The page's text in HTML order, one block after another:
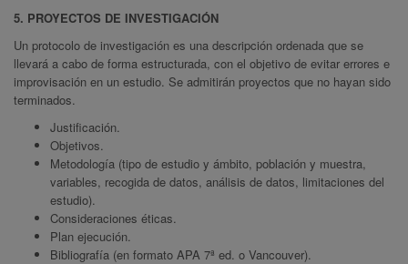
5. PROYECTOS DE INVESTIGACIÓN
Un protocolo de investigación es una descripción ordenada que se
llevará a cabo de forma estructurada, con el objetivo de evitar errores e
improvisación en un estudio. Se admitirán proyectos que no hayan sido
terminados.
Justificación.
Objetivos.
Metodología (tipo de estudio y ámbito, población y muestra,
variables, recogida de datos, análisis de datos, limitaciones del
estudio).
Consideraciones éticas.
Plan ejecución.
Bibliografía (en formato APA 7ª ed. o Vancouver).